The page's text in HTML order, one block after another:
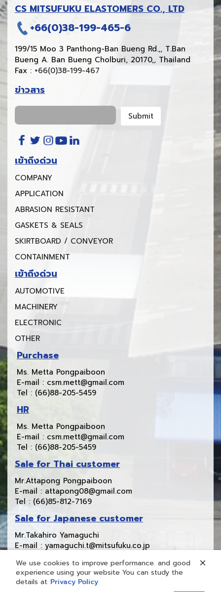
CS MITSUFUKU ELASTOMERS CO., LTD
+66(0)38-199-465-6
199/15 Moo 3 Panthong-Ban Bueng Rd.,, T.Ban
Bueng A. Ban Bueng Cholburi, 20170,, Thailand
Fax : +66(0)38-199-467
ข่าวสาร
เข้าถึงด่วน
COMPANY
APPLICATION
ABRASION RESISTANT
GASKETS & SEALS
SKIRTBOARD / CONVEYOR
CONTAINMENT
เข้าถึงด่วน
AUTOMOTIVE
MACHINERY
ELECTRONIC
OTHER
Purchase
Ms. Metta Pongpaiboon
E-mail : csm.mett@gmail.com
Tel : (66)88-205-5459
HR
Ms. Metta Pongpaiboon
E-mail : csm.mett@gmail.com
Tel : (66)88-205-5459
Sale for Thai customer
Mr.Attapong Pongpaiboon
E-mail : attapong08@gmail.com
Tel : (66)85-812-7169
Sale for Japanese customer
Mr.Takahiro Yamaguchi
E-mail : yamaguchi.t@mitsufuku.co.jp
We use cookies to improve performance. and good
experience using your website You can study the
details at Privacy Policy